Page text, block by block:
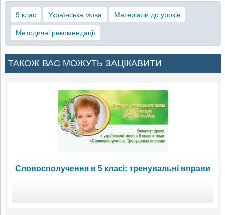
9 клас Українська мова Матеріали до уроків
Методичні рекомендації
ТАКОЖ ВАС МОЖУТЬ ЗАЦІКАВИТИ
Словосполучення в 5 класі: тренувальні вправи